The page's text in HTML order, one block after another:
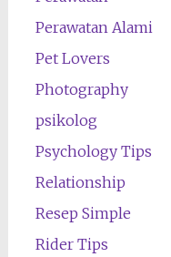
Perawatan Alami
Pet Lovers
Photography
psikolog
Psychology Tips
Relationship
Resep Simple
Rider Tips